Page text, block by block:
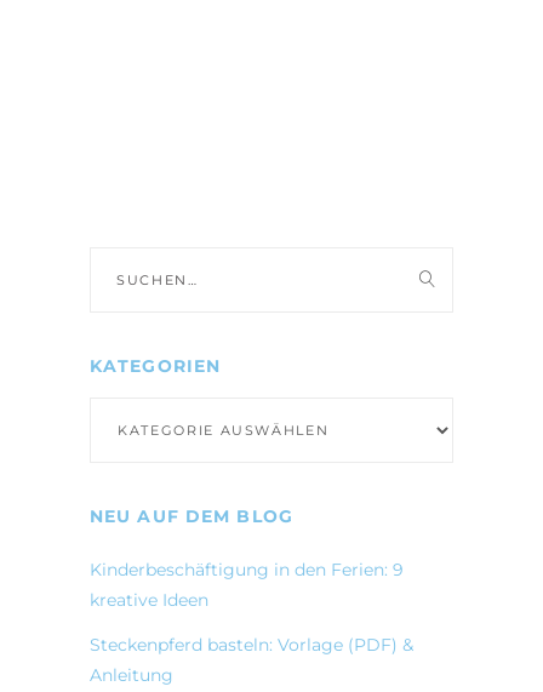
nach:
KATEGORIEN
NEU AUF DEM BLOG
Kinderbeschäftigung in den Ferien: 9
kreative Ideen
Steckenpferd basteln: Vorlage (PDF) &
Anleitung